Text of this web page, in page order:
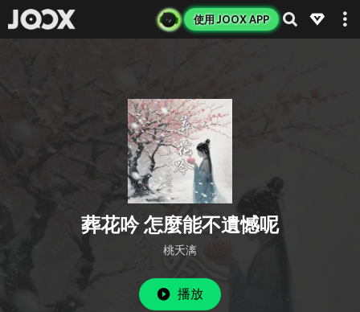
使用 JOOX APP
葬花吟 怎麼能不遺憾呢
桃夭漓
播放